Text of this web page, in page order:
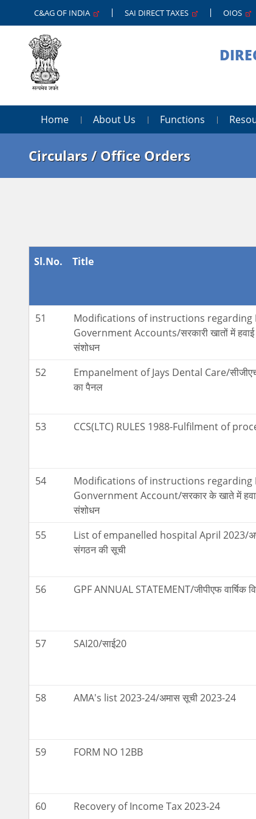
C&AG OF INDIA SAI DIRECT TAXES OIOS
Home About Us Functions
Circulars / Office Orders
Sl.No. Title
51
Modifications of instructions regarding
Government Accounts/सरकारी खातों में हवाई
संशोधन
52
Empanelment of Jays Dental Care/
का पैनल
53 CCS(LTC) RULES 1988-Fulfilment of
54
Modifications of instructions regarding
Gonvernment Account/सरकार के खाते में
संशोधन
55
List of empanelled hospital April 2023/
संगठन की सूची
56 GPF ANNUAL STATEMENT/जीपीएफ वार्षिक
57 SAI20/साई20
58 AMA's list 2023-24/अमास सूची 2023-24
59 FORM NO 12BB
60 Recovery of Income Tax 2023-24